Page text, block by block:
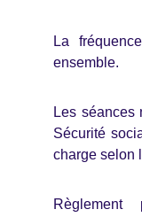
La
ensemble.
Les séances
Sécurité
charge selon